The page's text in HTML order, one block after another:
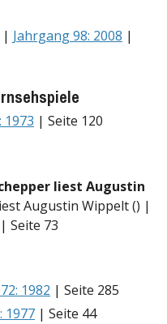
| Jahrgang 98: 2008 |
1973 | Seite 120
liest Augustin
Augustin Wippelt () |
| Seite 73
1982 | Seite 285
1977 | Seite 44